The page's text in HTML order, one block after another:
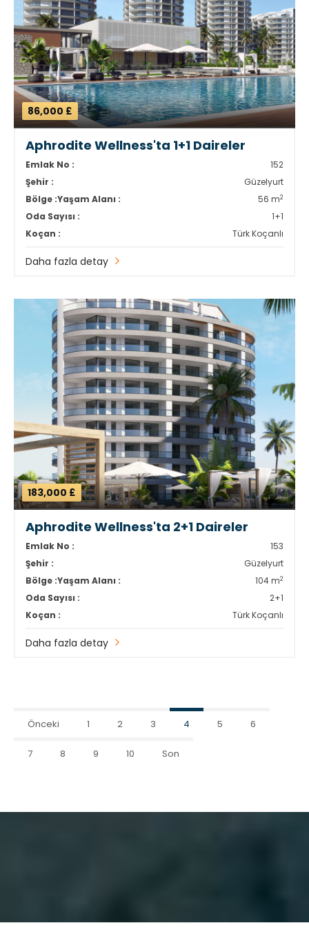
86,000 £
Aphrodite Wellness'ta 1+1 Daireler
Emlak No :
152
Şehir :
Güzelyurt
Bölge :Yaşam Alanı : 56 m2
Oda Sayısı :
1+1
Koçan :
Türk Koçanlı
Daha fazla detay
183,000 £
Aphrodite Wellness'ta 2+1 Daireler
Emlak No :
153
Şehir :
Güzelyurt
Bölge :Yaşam Alanı : 104 m2
Oda Sayısı :
2+1
Koçan :
Türk Koçanlı
Daha fazla detay
Önceki 1 2 3 4 5 6
7 8 9 10 Son